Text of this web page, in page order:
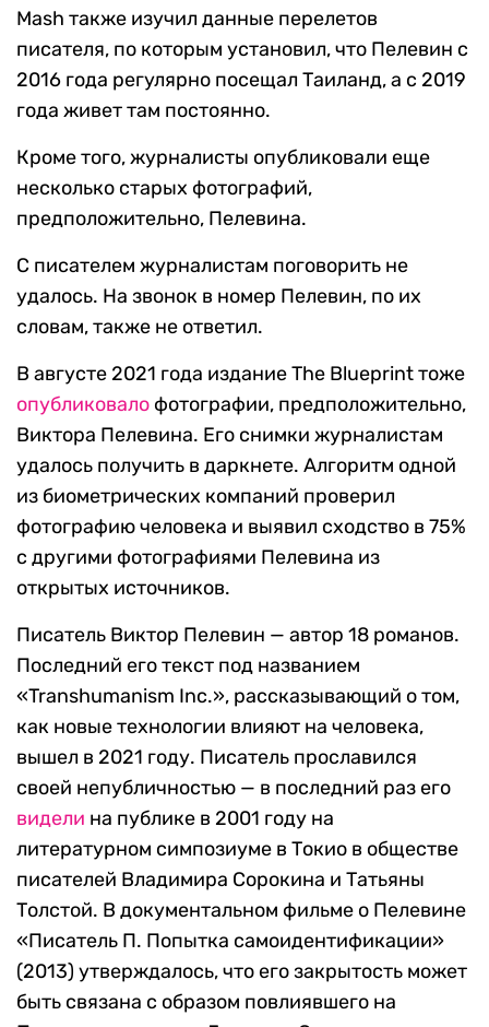
Mash также изучил данные перелетов
писателя, по которым установил, что Пелевин с
2016 года регулярно посещал Таиланд, а с 2019
года живет там постоянно.
Кроме того, журналисты опубликовали еще
несколько старых фотографий,
предположительно, Пелевина.
С писателем журналистам поговорить не
удалось. На звонок в номер Пелевин, по их
словам, также не ответил.
В августе 2021 года издание The Blueprint тоже
опубликовало фотографии, предположительно,
Виктора Пелевина. Его снимки журналистам
удалось получить в даркнете. Алгоритм одной
из биометрических компаний проверил
фотографию человека и выявил сходство в 75%
с другими фотографиями Пелевина из
открытых источников.
Писатель Виктор Пелевин — автор 18 романов.
Последний его текст под названием
«Transhumanism Inc.», рассказывающий о том,
как новые технологии влияют на человека,
вышел в 2021 году. Писатель прославился
своей непубличностью — в последний раз его
видели на публике в 2001 году на
литературном симпозиуме в Токио в обществе
писателей Владимира Сорокина и Татьяны
Толстой. В документальном фильме о Пелевине
«Писатель П. Попытка самоидентификации»
(2013) утверждалось, что его закрытость может
быть связана с образом повлиявшего на